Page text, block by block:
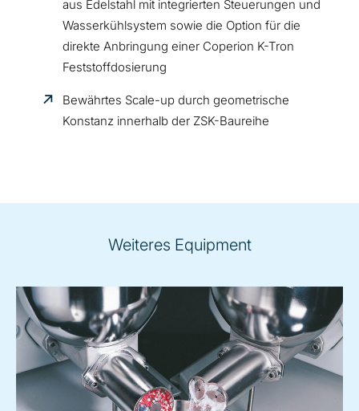
aus Edelstahl mit integrierten Steuerungen und
Wasserkühlsystem sowie die Option für die
direkte Anbringung einer Coperion K-Tron
Feststoffdosierung
Bewährtes Scale-up durch geometrische
Konstanz innerhalb der ZSK-Baureihe
Weiteres Equipment